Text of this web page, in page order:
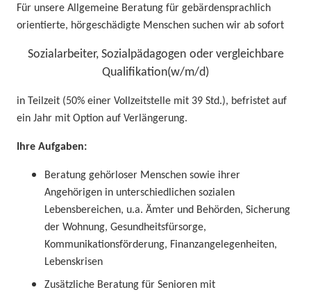
Für unsere Allgemeine Beratung für gebärdensprachlich
orientierte, hörgeschädigte Menschen suchen wir ab sofort
Sozialarbeiter, Sozialpädagogen oder vergleichbare
Qualifikation(w/m/d)
in Teilzeit (50% einer Vollzeitstelle mit 39 Std.), befristet auf
ein Jahr mit Option auf Verlängerung.
Ihre Aufgaben:
Beratung gehörloser Menschen sowie ihrer
Angehörigen in unterschiedlichen sozialen
Lebensbereichen, u.a. Ämter und Behörden, Sicherung
der Wohnung, Gesundheitsfürsorge,
Kommunikationsförderung, Finanzangelegenheiten,
Lebenskrisen
Zusätzliche Beratung für Senioren mit